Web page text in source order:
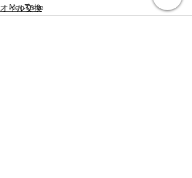
NeoTune
オイル交換